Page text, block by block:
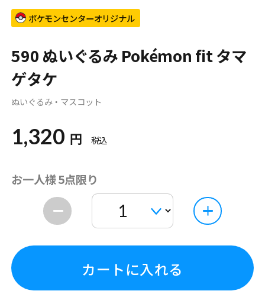
ポケモンセンターオリジナル
590 ぬいぐるみ Pokémon fit タマ
ゲタケ
ぬいぐるみ・マスコット
1,320 円 税込
お一人様 5点限り
カートに入れる